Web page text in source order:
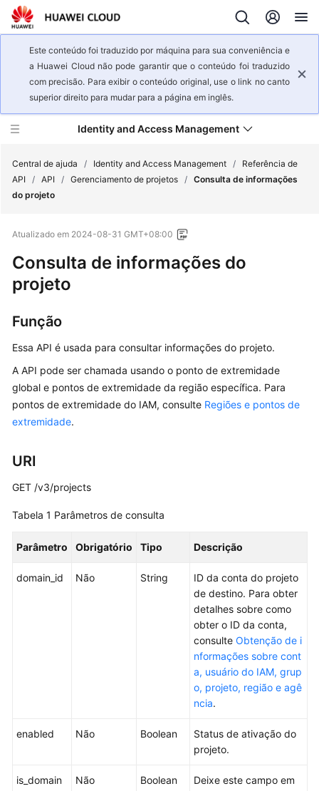
Este conteúdo foi traduzido por máquina para sua conveniência e
a Huawei Cloud não pode garantir que o conteúdo foi traduzido
com precisão. Para exibir o conteúdo original, use o link no canto
superior direito para mudar para a página em inglês.
Identity and Access Management
de
Primeiros
de
usuário
Melhores
práticas
frequentes
de
de
APIs
passos
Central de ajuda / Identity and Access Management /
Referência de
API / API / Gerenciamento de projetos / Consulta de informações
do projeto
Atualizado em 2024-08-31 GMT+08:00
Consulta de informações do
projeto
Função
Essa API é usada para consultar informações do projeto.
A API pode ser chamada usando o ponto de extremidade
global e pontos de extremidade da região específica. Para
pontos de extremidade do IAM, consulte Regiões e pontos de
extremidade.
URI
GET /v3/projects
Tabela 1 Parâmetros de consulta
Parâmetro Obrigatório Tipo Descrição
domain_id Não String
ID da conta do projeto
de destino. Para obter
detalhes sobre como
obter o ID da conta,
consulte Obtenção de i
nformações sobre cont
a, usuário do IAM, grup
o, projeto, região e agê
ncia.
enabled Não Boolean
Status de ativação do
projeto.
is_domain Não Boolean
Deixe este campo em